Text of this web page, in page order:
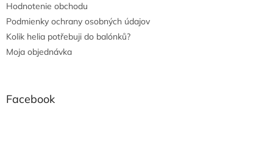
Hodnotenie obchodu
Podmienky ochrany osobných údajov
Kolik helia potřebuji do balónků?
Moja objednávka
Facebook